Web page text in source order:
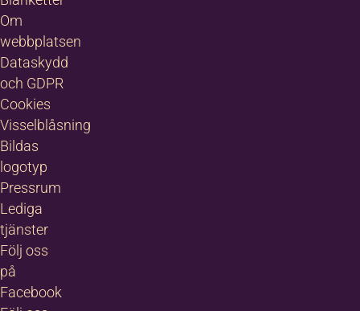
Om
webbplatsen
Dataskydd
och GDPR
Cookies
Visselblåsning
Bildas
logotyp
Pressrum
Lediga
tjänster
Följ oss
på
Facebook